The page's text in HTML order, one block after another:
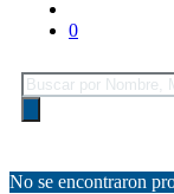
0
Búsqueda
de
productos
No se encontraron